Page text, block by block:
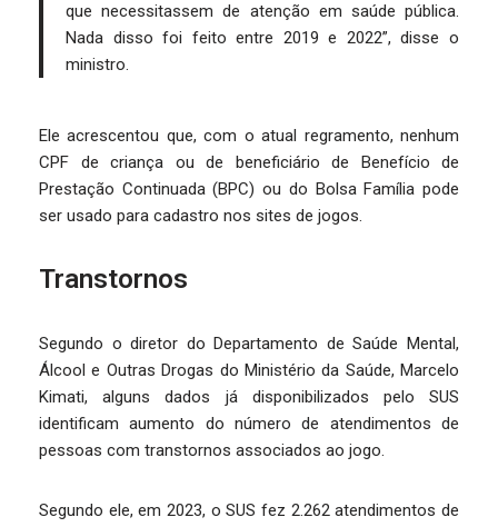
que necessitassem de atenção em saúde pública.
Nada disso foi feito entre 2019 e 2022”, disse o
ministro.
Ele acrescentou que, com o atual regramento, nenhum
CPF de criança ou de beneficiário de Benefício de
Prestação Continuada (BPC) ou do Bolsa Família pode
ser usado para cadastro nos sites de jogos.
Transtornos
Segundo o diretor do Departamento de Saúde Mental,
Álcool e Outras Drogas do Ministério da Saúde, Marcelo
Kimati, alguns dados já disponibilizados pelo SUS
identificam aumento do número de atendimentos de
pessoas com transtornos associados ao jogo.
Segundo ele, em 2023, o SUS fez 2.262 atendimentos de